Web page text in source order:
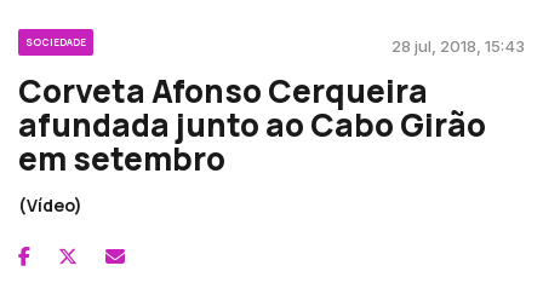
SOCIEDADE 28 jul, 2018, 15:43
Corveta Afonso Cerqueira
afundada junto ao Cabo Girão
em setembro
(Vídeo)